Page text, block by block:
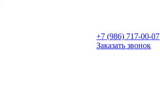
+7 (986) 717-00-07
Заказать звонок